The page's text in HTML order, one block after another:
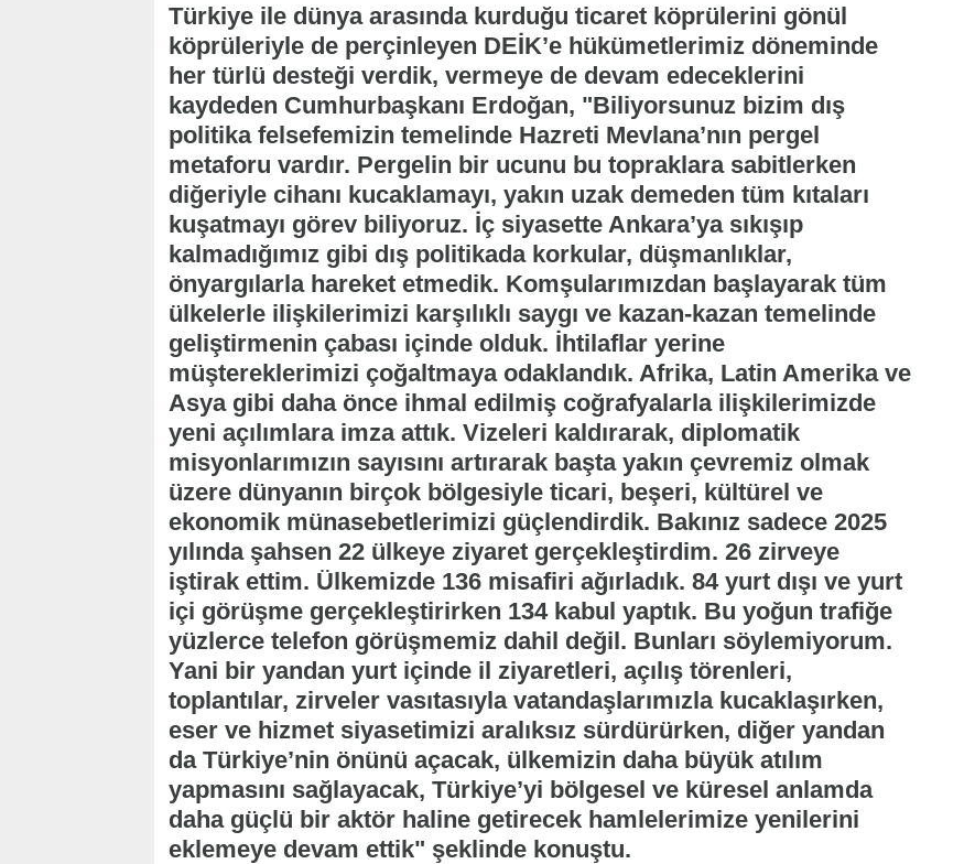
Türkiye ile dünya arasında kurduğu ticaret köprülerini gönül
köprüleriyle de perçinleyen DEİK’e hükümetlerimiz döneminde
her türlü desteği verdik, vermeye de devam edeceklerini
kaydeden Cumhurbaşkanı Erdoğan, "Biliyorsunuz bizim dış
politika felsefemizin temelinde Hazreti Mevlana’nın pergel
metaforu vardır. Pergelin bir ucunu bu topraklara sabitlerken
diğeriyle cihanı kucaklamayı, yakın uzak demeden tüm kıtaları
kuşatmayı görev biliyoruz. İç siyasette Ankara’ya sıkışıp
kalmadığımız gibi dış politikada korkular, düşmanlıklar,
önyargılarla hareket etmedik. Komşularımızdan başlayarak tüm
ülkelerle ilişkilerimizi karşılıklı saygı ve kazan-kazan temelinde
geliştirmenin çabası içinde olduk. İhtilaflar yerine
müştereklerimizi çoğaltmaya odaklandık. Afrika, Latin Amerika ve
Asya gibi daha önce ihmal edilmiş coğrafyalarla ilişkilerimizde
yeni açılımlara imza attık. Vizeleri kaldırarak, diplomatik
misyonlarımızın sayısını artırarak başta yakın çevremiz olmak
üzere dünyanın birçok bölgesiyle ticari, beşeri, kültürel ve
ekonomik münasebetlerimizi güçlendirdik. Bakınız sadece 2025
yılında şahsen 22 ülkeye ziyaret gerçekleştirdim. 26 zirveye
iştirak ettim. Ülkemizde 136 misafiri ağırladık. 84 yurt dışı ve yurt
içi görüşme gerçekleştirirken 134 kabul yaptık. Bu yoğun trafiğe
yüzlerce telefon görüşmemiz dahil değil. Bunları söylemiyorum.
Yani bir yandan yurt içinde il ziyaretleri, açılış törenleri,
toplantılar, zirveler vasıtasıyla vatandaşlarımızla kucaklaşırken,
eser ve hizmet siyasetimizi aralıksız sürdürürken, diğer yandan
da Türkiye’nin önünü açacak, ülkemizin daha büyük atılım
yapmasını sağlayacak, Türkiye’yi bölgesel ve küresel anlamda
daha güçlü bir aktör haline getirecek hamlelerimize yenilerini
eklemeye devam ettik" şeklinde konuştu.